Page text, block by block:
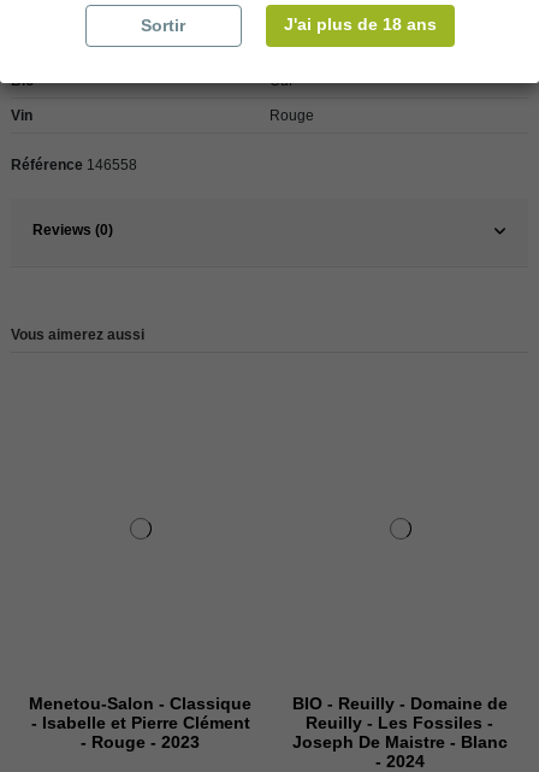
France
Loire
Bio Oui
Vin Rouge
Référence 146558
Reviews (0)
Vous aimerez aussi
Menetou-Salon - Classique
- Isabelle et Pierre Clément
- Rouge - 2023
BIO - Reuilly - Domaine de
Reuilly - Les Fossiles -
Joseph De Maistre - Blanc
- 2024
Sortir J'ai plus de 18 ans